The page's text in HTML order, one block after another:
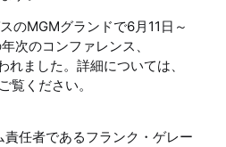
のMGMグランドで6月11日～
次のコンファレンス、
れました。詳細については、
覧ください。
任者であるフランク・ゲレー